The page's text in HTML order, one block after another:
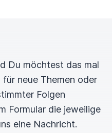
Du möchtest das mal
neue Themen oder
Folgen
Formular die jeweilige
eine Nachricht.